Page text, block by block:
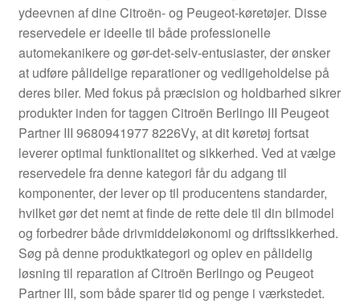
Kontakte
Kurv
Levering
Min Konto
Om os
Privatlivspolitik
Vilkår og betingelser
ydeevnen af dine Citroën- og Peugeot-køretøjer. Disse
reservedele er ideelle til både professionelle
automekanikere og gør-det-selv-entusiaster, der ønsker
at udføre pålidelige reparationer og vedligeholdelse på
deres biler. Med fokus på præcision og holdbarhed sikrer
produkter inden for taggen Citroën Berlingo III Peugeot
Partner III 9680941977 8226Vy, at dit køretøj fortsat
leverer optimal funktionalitet og sikkerhed. Ved at vælge
reservedele fra denne kategori får du adgang til
komponenter, der lever op til producentens standarder,
hvilket gør det nemt at finde de rette dele til din bilmodel
og forbedrer både drivmiddeløkonomi og driftssikkerhed.
Søg på denne produktkategori og oplev en pålidelig
løsning til reparation af Citroën Berlingo og Peugeot
Partner III, som både sparer tid og penge i værkstedet.